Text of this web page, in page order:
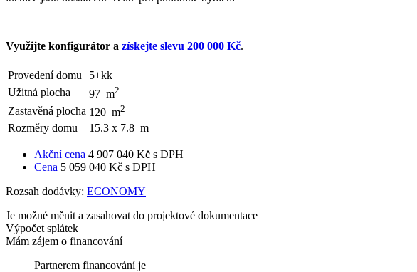
Využijte konfigurátor a získejte slevu 200 000 Kč.
Provedení domu
5+kk
Užitná plocha
97 m2
Zastavěná plocha 120 m2
Rozměry domu 15.3 x 7.8 m
Akční cena 4 907 040 Kč s DPH
Cena 5 059 040 Kč s DPH
Rozsah dodávky: ECONOMY
Je možné měnit a zasahovat do projektové dokumentace
Výpočet splátek
Mám zájem o financování
Partnerem financování je